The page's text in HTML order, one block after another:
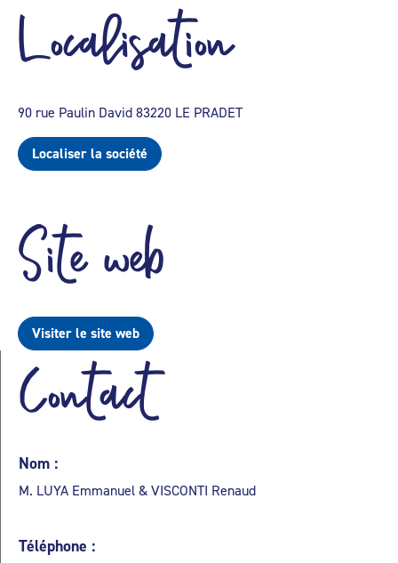
Localisation
90 rue Paulin David 83220 LE PRADET
Localiser la société
Site web
Visiter le site web
Contact
Nom :
M. LUYA Emmanuel & VISCONTI Renaud
Téléphone :